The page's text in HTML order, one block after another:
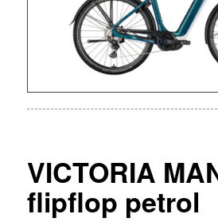
VICTORIA
flipflop petrol